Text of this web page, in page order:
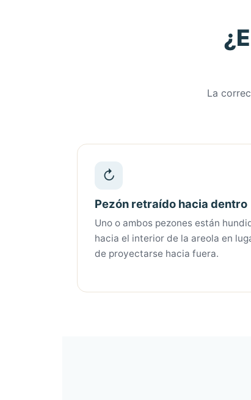
La
↻
Pezón retraído hacia dentro
Uno o ambos pezones están
hacia el interior de la areola en
de proyectarse hacia fuera.